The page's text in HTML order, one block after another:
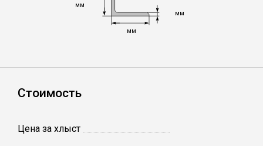
Швеллер
мм
мм
мм
Стоимость
Цена за хлыст